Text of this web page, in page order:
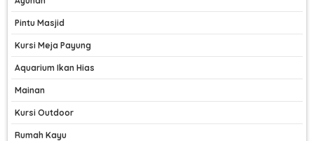
Pintu Masjid
Kursi Meja Payung
Aquarium Ikan Hias
Mainan
Kursi Outdoor
Rumah Kayu